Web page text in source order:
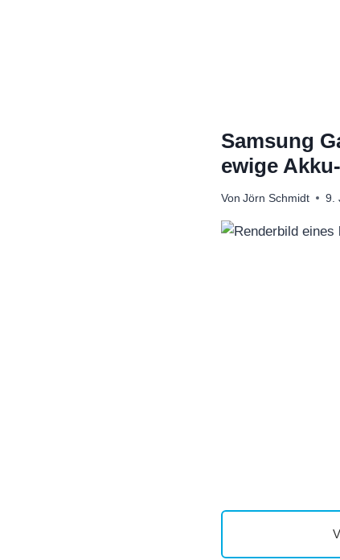
Samsung
ewige
Von Jörn Schmidt 9.